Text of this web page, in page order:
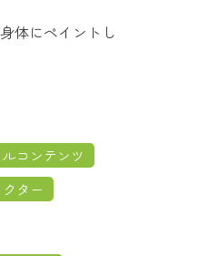
体にペイントし
コンテンツ
ター